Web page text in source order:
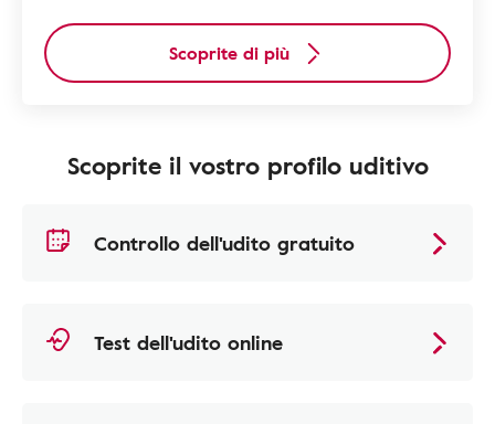
Scoprite di più
Scoprite il vostro profilo uditivo
Controllo dell'udito gratuito
Test dell'udito online